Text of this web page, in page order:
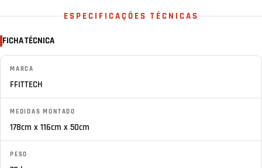
ESPECIFICAÇÕES TÉCNICAS
FICHA TÉCNICA
MARCA
FFITTECH
MEDIDAS MONTADO
178cm x 116cm x 50cm
PESO